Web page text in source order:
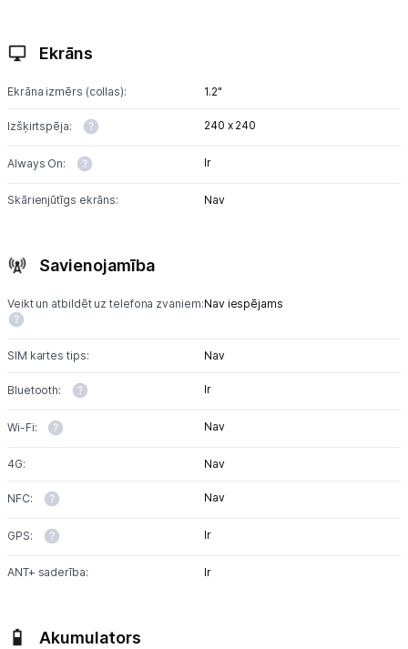
Informācija
Ekrāns
Ekrāna izmērs (collas): 1.2"
Izšķirtspēja: 240 x 240
Always On: Ir
Skārienjūtīgs ekrāns: Nav
Savienojamība
Veikt un atbildēt uz telefona zvaniem:Nav iespējams
SIM kartes tips: Nav
Bluetooth: Ir
Wi-Fi: Nav
4G: Nav
NFC: Nav
GPS: Ir
ANT+ saderība: Ir
Akumulators